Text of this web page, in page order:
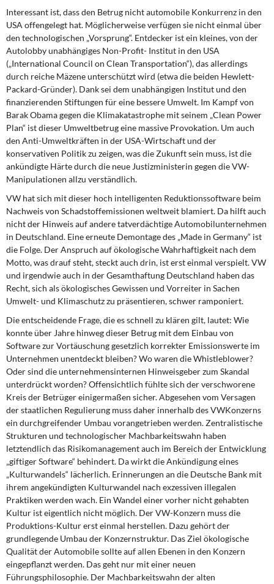
Interessant ist, dass den Betrug nicht automobile Konkurrenz in den
USA offengelegt hat. Möglicherweise verfügen sie nicht einmal über
den technologischen „Vorsprung“. Entdecker ist ein kleines, von der
Autolobby unabhängiges Non-Profit- Institut in den USA
(„International Council on Clean Transportation“), das allerdings
durch reiche Mäzene unterschützt wird (etwa die beiden Hewlett-
Packard-Gründer). Dank sei dem unabhängigen Institut und den
finanzierenden Stiftungen für eine bessere Umwelt. Im Kampf von
Barak Obama gegen die Klimakatastrophe mit seinem „Clean Power
Plan“ ist dieser Umweltbetrug eine massive Provokation. Um auch
den Anti-Umweltkräften in der USA-Wirtschaft und der
konservativen Politik zu zeigen, was die Zukunft sein muss, ist die
ankündigte Härte durch die neue Justizministerin gegen die VW-
Manipulationen allzu verständlich.
VW hat sich mit dieser hoch intelligenten Reduktionssoftware beim
Nachweis von Schadstoffemissionen weltweit blamiert. Da hilft auch
nicht der Hinweis auf andere tatverdächtige Automobilunternehmen
in Deutschland. Eine erneute Demontage des „Made in Germany“ ist
die Folge. Der Anspruch auf ökologische Wahrhaftigkeit nach dem
Motto, was drauf steht, steckt auch drin, ist erst einmal verspielt. VW
und irgendwie auch in der Gesamthaftung Deutschland haben das
Recht, sich als ökologisches Gewissen und Vorreiter in Sachen
Umwelt- und Klimaschutz zu präsentieren, schwer ramponiert.
Die entscheidende Frage, die es schnell zu klären gilt, lautet: Wie
konnte über Jahre hinweg dieser Betrug mit dem Einbau von
Software zur Vortäuschung gesetzlich korrekter Emissionswerte im
Unternehmen unentdeckt bleiben? Wo waren die Whistleblower?
Oder sind die unternehmensinternen Hinweisgeber zum Skandal
unterdrückt worden? Offensichtlich fühlte sich der verschworene
Kreis der Betrüger einigermaßen sicher. Abgesehen vom Versagen
der staatlichen Regulierung muss daher innerhalb des VWKonzerns
ein durchgreifender Umbau vorangetrieben werden. Zentralistische
Strukturen und technologischer Machbarkeitswahn haben
letztendlich das Risikomanagement auch im Bereich der Entwicklung
„giftiger Software“ behindert. Da wirkt die Ankündigung eines
„Kulturwandels“ lächerlich. Erinnerungen an die Deutsche Bank mit
ihrem angekündigten Kulturwandel nach exzessiven illegalen
Praktiken werden wach. Ein Wandel einer vorher nicht gehabten
Kultur ist eigentlich nicht möglich. Der VW-Konzern muss die
Produktions-Kultur erst einmal herstellen. Dazu gehört der
grundlegende Umbau der Konzernstruktur. Das Ziel ökologische
Qualität der Automobile sollte auf allen Ebenen in den Konzern
eingepflanzt werden. Das geht nur mit einer neuen
Führungsphilosophie. Der Machbarkeitswahn der alten